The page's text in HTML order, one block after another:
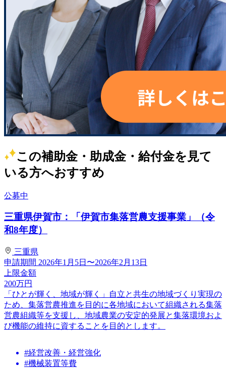
この補助金・助成金・給付金を見て
いる方へおすすめ
公募中
三重県伊賀市：「伊賀市集落営農支援事業」（令
和8年度）
三重県
申請期間 2026年1月5日〜2026年2月13日
上限金額
200万円
「ひとが輝く、地域が輝く」自立と共生の地域づくり実現の
ため、集落営農推進を目的に各地域において組織される集落
営農組織等を支援し、地域農業の安定的発展と集落環境およ
び機能の維持に資することを目的とします。
#経営改善・経営強化
#機械装置等費